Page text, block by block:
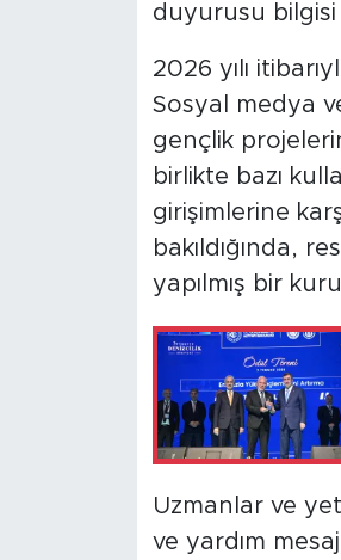
duyurusu
2026 yılı
Sosyal medya
gençlik
birlikte bazı
girişimlerine
bakıldığında,
yapılmış bir
Uzmanlar ve
ve yardım